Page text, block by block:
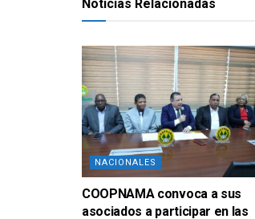
Noticias Relacionadas
NACIONALES
COOPNAMA convoca a sus
asociados a participar en las